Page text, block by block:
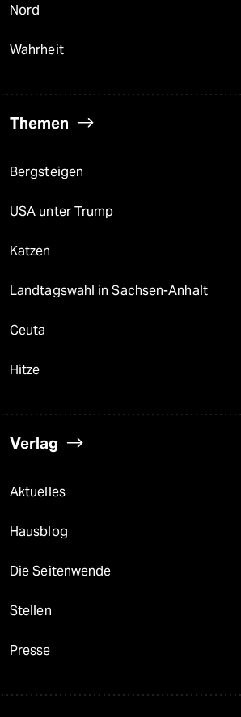
Nord
Wahrheit
Themen
Bergsteigen
USA unter Trump
Katzen
Landtagswahl in Sachsen-Anhalt
Ceuta
Hitze
Verlag
Aktuelles
Hausblog
Die Seitenwende
Stellen
Presse